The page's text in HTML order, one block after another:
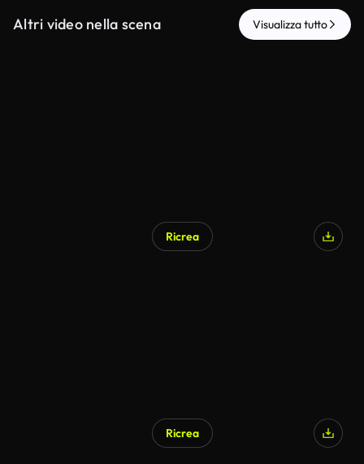
Altri video nella scena Visualizza tutto
Ricrea
Ricrea